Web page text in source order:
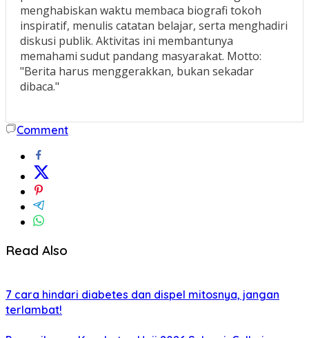
menghabiskan waktu membaca biografi tokoh
inspiratif, menulis catatan belajar, serta menghadiri
diskusi publik. Aktivitas ini membantunya
memahami sudut pandang masyarakat. Motto:
"Berita harus menggerakkan, bukan sekadar
dibaca."
Comment
Read Also
7 cara hindari diabetes dan dispel mitosnya, jangan
terlambat!